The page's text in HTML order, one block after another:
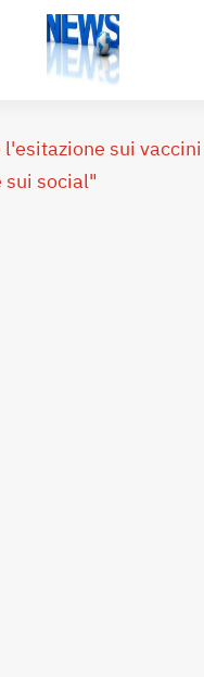
sui vaccini
social"